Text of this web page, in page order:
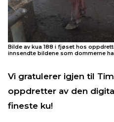
Bilde av kua 188 i fjøset hos
innsendte bildene som dommerne
Vi gratulerer igjen til
oppdretter av den
fineste ku!